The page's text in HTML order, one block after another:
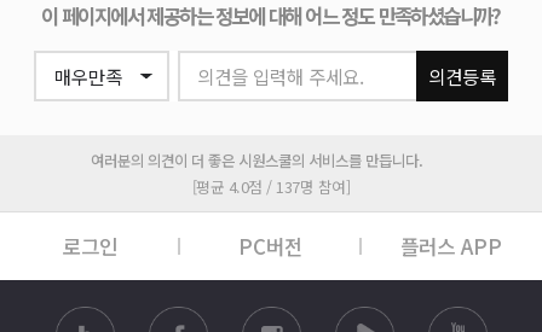
이 페이지에서 제공하는 정보에 대해 어느 정도 만족하셨습니까?
의견을 입력해 주세요. 의견등록
여러분의 의견이 더 좋은 시원스쿨의 서비스를 만듭니다.
[평균 4.0점 / 137명 참여]
로그인 PC버전 플러스 APP